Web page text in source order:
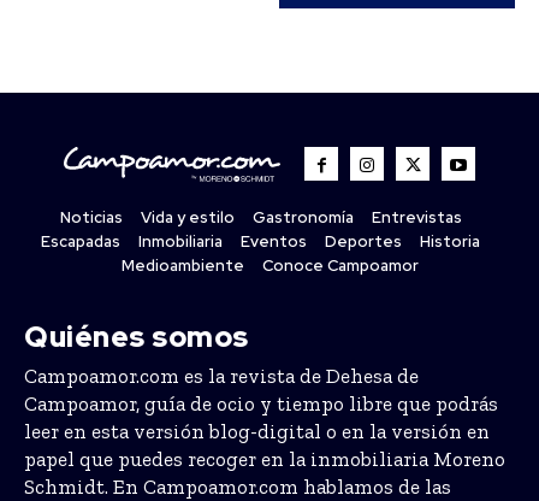
Noticias Vida y estilo Gastronomía
Entrevistas
Escapadas
Inmobiliaria Eventos Deportes
Historia
Medioambiente
Conoce Campoamor
Quiénes somos
Campoamor.com es la revista de Dehesa de
Campoamor, guía de ocio y tiempo libre que podrás
leer en esta versión blog-digital o en la versión en
papel que puedes recoger en la inmobiliaria Moreno
Schmidt. En Campoamor.com hablamos de las